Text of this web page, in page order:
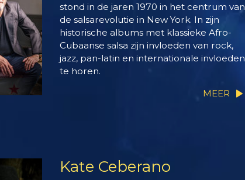
stond in de jaren 1970 in het centrum van
de salsarevolutie in New York. In zijn
historische albums met klassieke Afro-
Cubaanse salsa zijn invloeden van rock,
jazz, pan-latin en internationale invloeden
te horen.
MEER
Kate Ceberano